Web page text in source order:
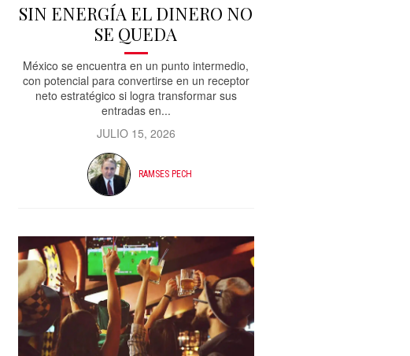
SIN ENERGÍA EL DINERO NO
SE QUEDA
México se encuentra en un punto intermedio,
con potencial para convertirse en un receptor
neto estratégico si logra transformar sus
entradas en...
JULIO 15, 2026
RAMSES PECH